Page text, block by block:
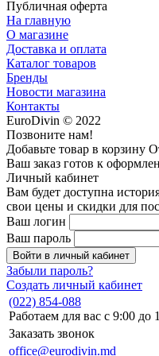
Публичная оферта
На главную
О магазине
Доставка и оплата
Каталог товаров
Бренды
Новости магазина
Контакты
EuroDivin © 2022
Позвоните нам!
Добавьте товар в корзину
Ваш заказ готов к
Личный кабинет
Вам будет доступна
свои цены и скидки для
Ваш логин
Ваш пароль
Войти в личный кабинет
Забыли пароль?
Создать личный кабинет
(022) 854-088
Работаем для вас с 9:00 до
Заказать звонок
office@eurodivin.md